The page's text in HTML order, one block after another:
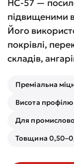
НС-57 —
підвищеними
Його
покрівлі,
складів,
Преміальна
Висота
Для
Товщина